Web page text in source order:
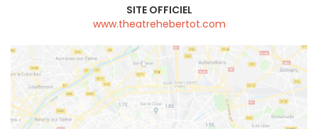
SITE OFFICIEL
www.theatrehebertot.com